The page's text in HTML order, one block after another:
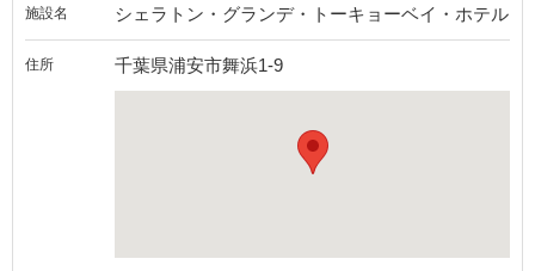
施設名 シェラトン・グランデ・トーキョーベイ・ホテル
住所 千葉県浦安市舞浜1-9